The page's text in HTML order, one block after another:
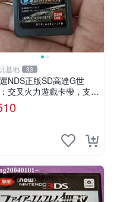
基地 33
NDS正版SD高達G世
交叉火力遊戲卡帶，支援
輕鬆遊玩。 世紀機甲 機
裝 可用卡帶